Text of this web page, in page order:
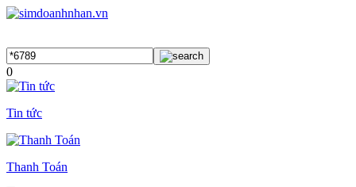
0
Tin tức
Thanh Toán